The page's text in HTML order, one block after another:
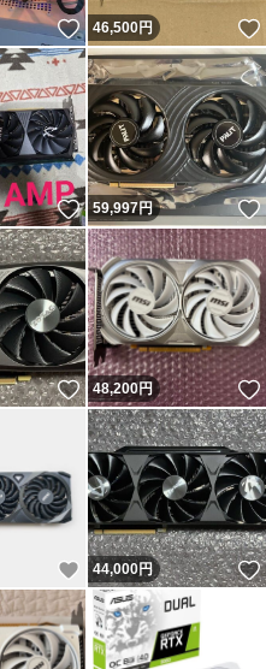
いいね！
46,500円
いいね！
59,997円
いいね！
48,200円
いいね！
44,000円